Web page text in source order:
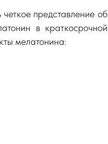
представление об
в краткосрочной
мелатонина: